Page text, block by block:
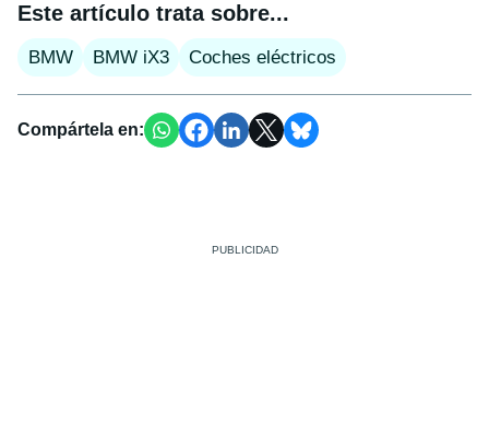
Este artículo trata sobre...
BMW BMW iX3 Coches eléctricos
Compártela en: